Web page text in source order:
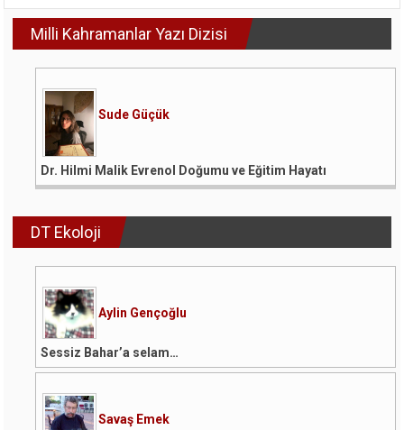
Milli Kahramanlar Yazı Dizisi
Sude Güçük
Dr. Hilmi Malik Evrenol Doğumu ve Eğitim Hayatı
DT Ekoloji
Aylin Gençoğlu
Sessiz Bahar’a selam…
Savaş Emek